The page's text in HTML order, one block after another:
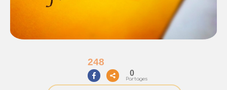
248
0
Partages